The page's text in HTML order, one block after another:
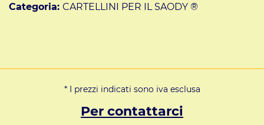
Categoria: CARTELLINI PER IL SAODY ®
* I prezzi indicati sono iva esclusa
Per contattarci